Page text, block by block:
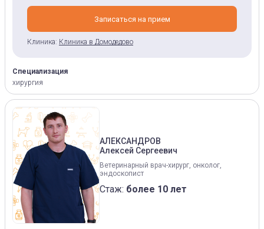
Записаться на прием
Клиника: Клиника в Домодедово
Специализация
хирургия
АЛЕКСАНДРОВ
Алексей Сергеевич
Ветеринарный врач-хирург, онколог,
эндоскопист
Стаж: более 10 лет